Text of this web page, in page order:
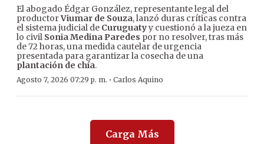
El abogado Édgar González, representante legal del
productorViumar de Souza, lanzó duras críticas contra
el sistema judicial de Curuguatyy cuestionó a la jueza en
lo civil Sonia Medina Paredes por no resolver, tras más
de 72 horas, una medida cautelar de urgencia
presentada para garantizar la cosecha de una
plantación de chía.
Agosto 7, 2026 07:29 p. m. · Carlos Aquino
Carga Más